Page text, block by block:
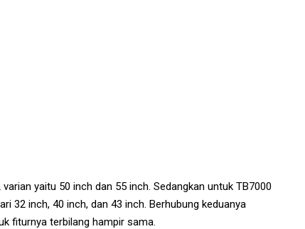
yaitu 50 inch dan 55 inch. Sedangkan untuk TB7000
32 inch, 40 inch, dan 43 inch. Berhubung keduanya
fiturnya terbilang hampir sama.